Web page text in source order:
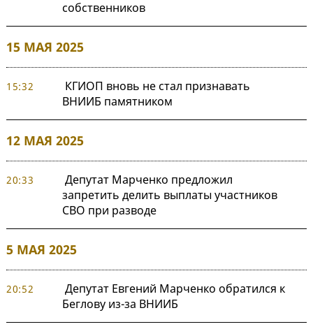
собственников
15 МАЯ 2025
15:32
КГИОП вновь не стал признавать
ВНИИБ памятником
12 МАЯ 2025
20:33
Депутат Марченко предложил
запретить делить выплаты участников
СВО при разводе
5 МАЯ 2025
20:52
Депутат Евгений Марченко обратился к
Беглову из-за ВНИИБ